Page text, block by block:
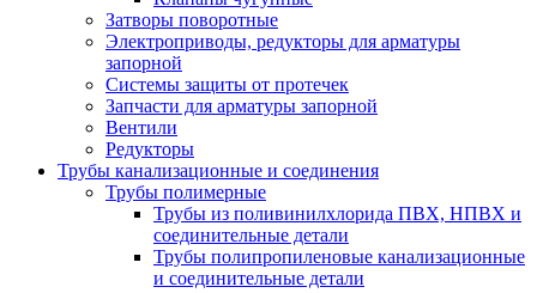
Затворы поворотные
Электроприводы, редукторы для арматуры
запорной
Системы защиты от протечек
Запчасти для арматуры запорной
Вентили
Редукторы
Трубы канализационные и соединения
Трубы полимерные
Трубы из поливинилхлорида ПВХ, НПВХ и
соединительные детали
Трубы полипропиленовые канализационные
и соединительные детали